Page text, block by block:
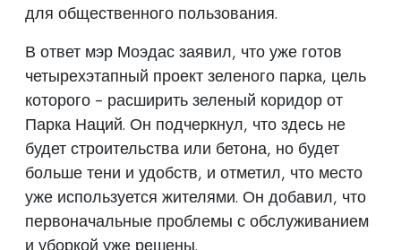
для общественного пользования.
В ответ мэр Моэдас заявил, что уже готов
четырехэтапный проект зеленого парка, цель
которого - расширить зеленый коридор от
Парка Наций. Он подчеркнул, что здесь не
будет строительства или бетона, но будет
больше тени и удобств, и отметил, что место
уже используется жителями. Он добавил, что
первоначальные проблемы с обслуживанием
и уборкой уже решены.